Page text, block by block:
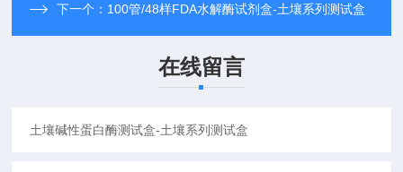
下一个： 100管/48样FDA水解酶试剂盒-土壤系列测试盒
在线留言